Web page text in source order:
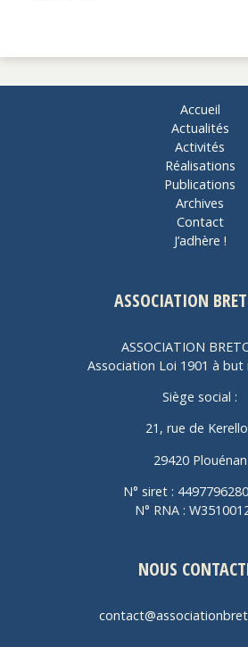
Accueil
Actualités
Activités
Réalisations
Publications
Archives
Contact
J’adhère !
ASSOCIATION
ASSOCIATION
Association Loi 1901 à but
Siège social :
21, rue de
29420 Plouénan
N° siret :
N° RNA :
NOUS